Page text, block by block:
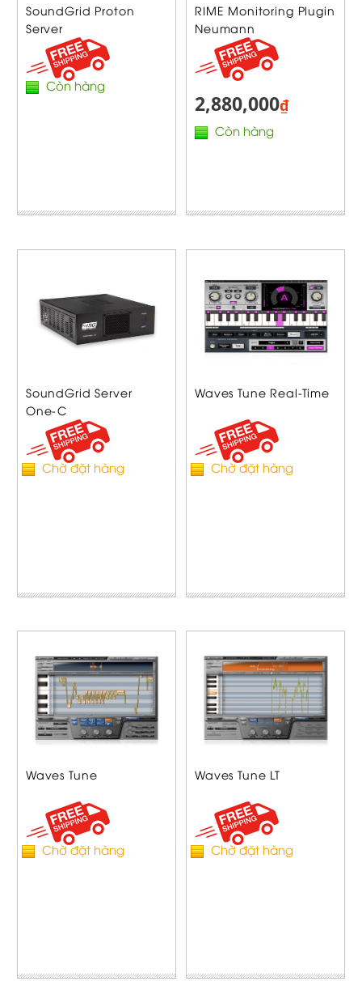
SoundGrid Proton
Server
Còn hàng
RIME Monitoring Plugin
Neumann
2,880,000₫
Còn hàng
SoundGrid Server
One-C
Chờ đặt hàng
Waves Tune Real-Time
Chờ đặt hàng
Waves Tune
Chờ đặt hàng
Waves Tune LT
Chờ đặt hàng